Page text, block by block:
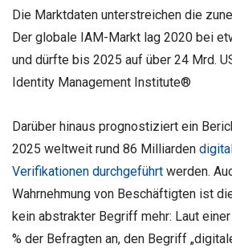
Die Marktdaten unterstreichen die
Der globale IAM-Markt lag 2020 bei
und dürfte bis 2025 auf über 24 Mrd.
Identity Management Institute®
Darüber hinaus prognostiziert ein
2025 weltweit rund 86 Milliarden
Verifikationen durchgeführt werden.
Wahrnehmung von Beschäftigten ist
kein abstrakter Begriff mehr: Laut
% der Befragten an, den Begriff